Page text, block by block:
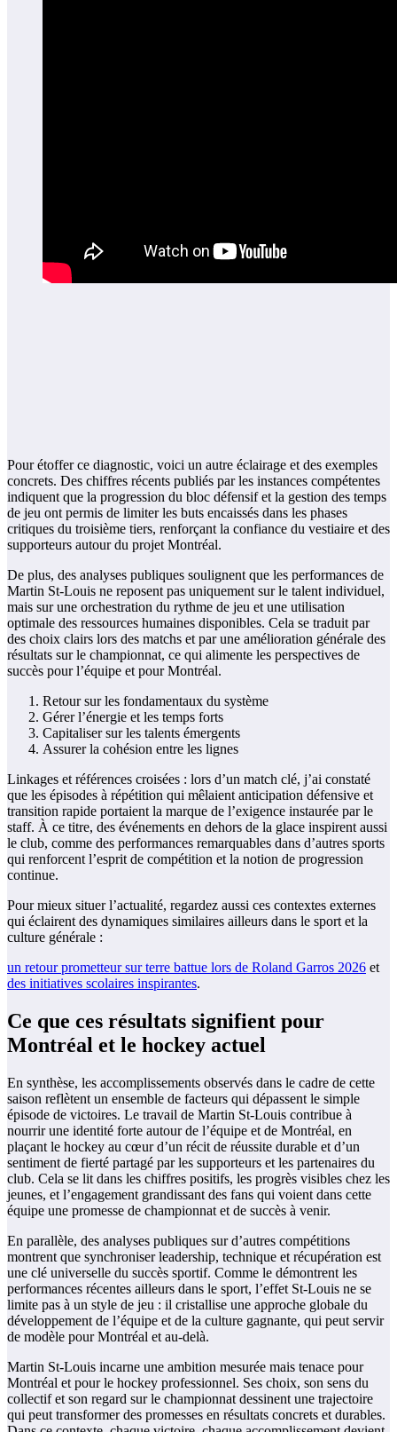
Pour étoffer ce diagnostic, voici un autre éclairage et des exemples
concrets. Des chiffres récents publiés par les instances compétentes
indiquent que la progression du bloc défensif et la gestion des temps
de jeu ont permis de limiter les buts encaissés dans les phases
critiques du troisième tiers, renforçant la confiance du vestiaire et des
supporteurs autour du projet Montréal.
De plus, des analyses publiques soulignent que les performances de
Martin St-Louis ne reposent pas uniquement sur le talent individuel,
mais sur une orchestration du rythme de jeu et une utilisation
optimale des ressources humaines disponibles. Cela se traduit par
des choix clairs lors des matchs et par une amélioration générale des
résultats sur le championnat, ce qui alimente les perspectives de
succès pour l’équipe et pour Montréal.
Retour sur les fondamentaux du système
Gérer l’énergie et les temps forts
Capitaliser sur les talents émergents
Assurer la cohésion entre les lignes
Linkages et références croisées : lors d’un match clé, j’ai constaté
que les épisodes à répétition qui mêlaient anticipation défensive et
transition rapide portaient la marque de l’exigence instaurée par le
staff. À ce titre, des événements en dehors de la glace inspirent aussi
le club, comme des performances remarquables dans d’autres sports
qui renforcent l’esprit de compétition et la notion de progression
continue.
Pour mieux situer l’actualité, regardez aussi ces contextes externes
qui éclairent des dynamiques similaires ailleurs dans le sport et la
culture générale :
un retour prometteur sur terre battue lors de Roland Garros 2026 et
des initiatives scolaires inspirantes.
Ce que ces résultats signifient pour
Montréal et le hockey actuel
En synthèse, les accomplissements observés dans le cadre de cette
saison reflètent un ensemble de facteurs qui dépassent le simple
épisode de victoires. Le travail de Martin St-Louis contribue à
nourrir une identité forte autour de l’équipe et de Montréal, en
plaçant le hockey au cœur d’un récit de réussite durable et d’un
sentiment de fierté partagé par les supporteurs et les partenaires du
club. Cela se lit dans les chiffres positifs, les progrès visibles chez les
jeunes, et l’engagement grandissant des fans qui voient dans cette
équipe une promesse de championnat et de succès à venir.
En parallèle, des analyses publiques sur d’autres compétitions
montrent que synchroniser leadership, technique et récupération est
une clé universelle du succès sportif. Comme le démontrent les
performances récentes ailleurs dans le sport, l’effet St-Louis ne se
limite pas à un style de jeu : il cristallise une approche globale du
développement de l’équipe et de la culture gagnante, qui peut servir
de modèle pour Montréal et au-delà.
Martin St-Louis incarne une ambition mesurée mais tenace pour
Montréal et pour le hockey professionnel. Ses choix, son sens du
collectif et son regard sur le championnat dessinent une trajectoire
qui peut transformer des promesses en résultats concrets et durables.